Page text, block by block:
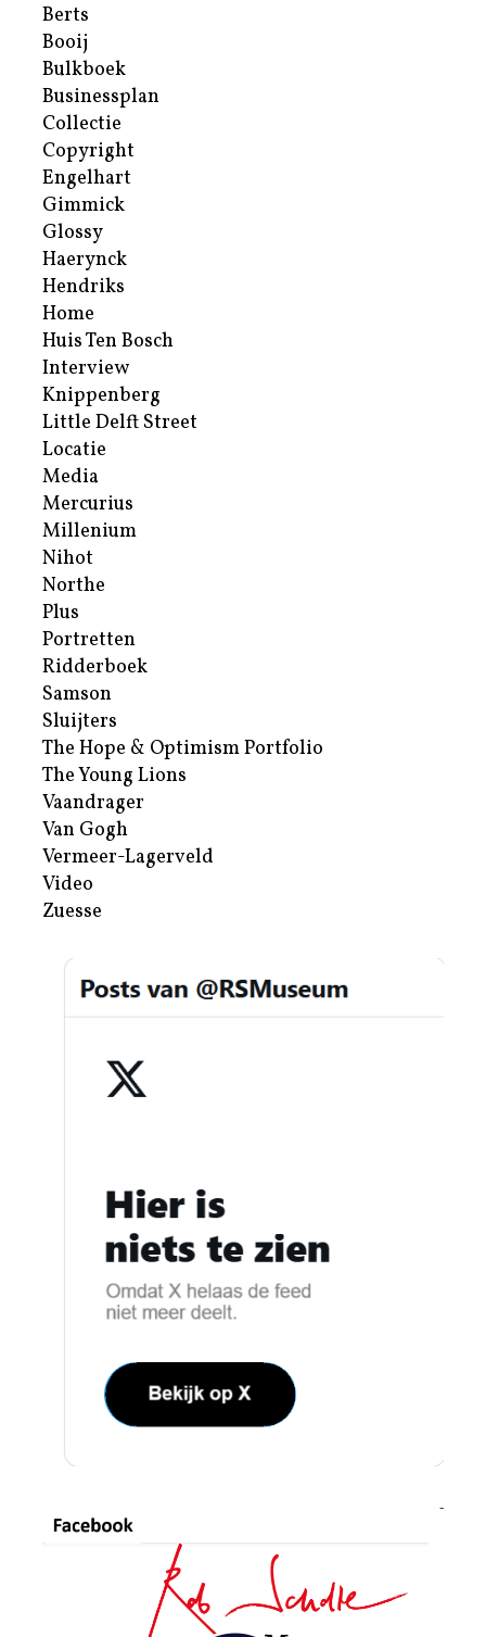
Berts
Booij
Bulkboek
Businessplan
Collectie
Copyright
Engelhart
Gimmick
Glossy
Haerynck
Hendriks
Home
Huis Ten Bosch
Interview
Knippenberg
Little Delft Street
Locatie
Media
Mercurius
Millenium
Nihot
Northe
Plus
Portretten
Ridderboek
Samson
Sluijters
The Hope & Optimism Portfolio
The Young Lions
Vaandrager
Van Gogh
Vermeer-Lagerveld
Video
Zuesse